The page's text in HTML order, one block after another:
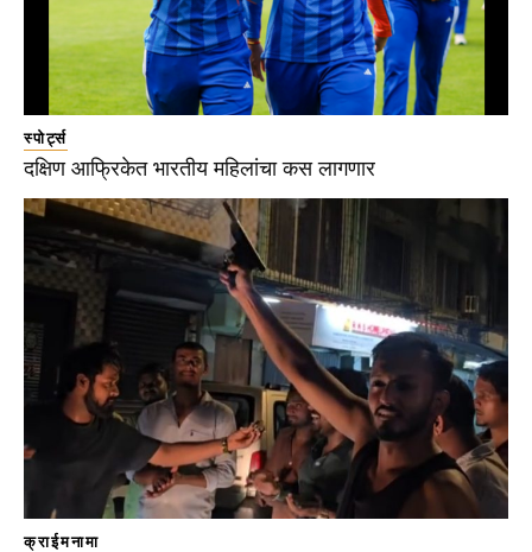
स्पोर्ट्स
दक्षिण आफ्रिकेत भारतीय महिलांचा कस लागणार
क्राईमनामा